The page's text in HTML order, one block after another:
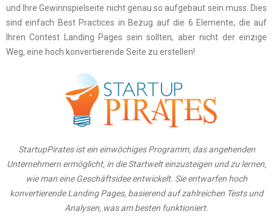
und Ihre Gewinnspielseite nicht genau so aufgebaut sein muss. Dies
sind einfach Best Practices in Bezug auf die 6 Elemente, die auf
Ihren Contest Landing Pages sein sollten, aber nicht der einzige
Weg, eine hoch konvertierende Seite zu erstellen!
StartupPirates ist ein einwöchiges Programm, das angehenden
Unternehmern ermöglicht, in die Startwelt einzusteigen und zu lernen,
wie man eine Geschäftsidee entwickelt. Sie entwarfen hoch
konvertierende Landing Pages, basierend auf zahlreichen Tests und
Analysen, was am besten funktioniert.